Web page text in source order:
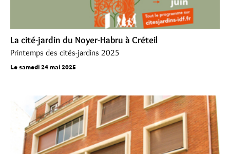
La cité-jardin du Noyer-Habru à Créteil
Printemps des cités-jardins 2025
Le samedi 24 mai 2025